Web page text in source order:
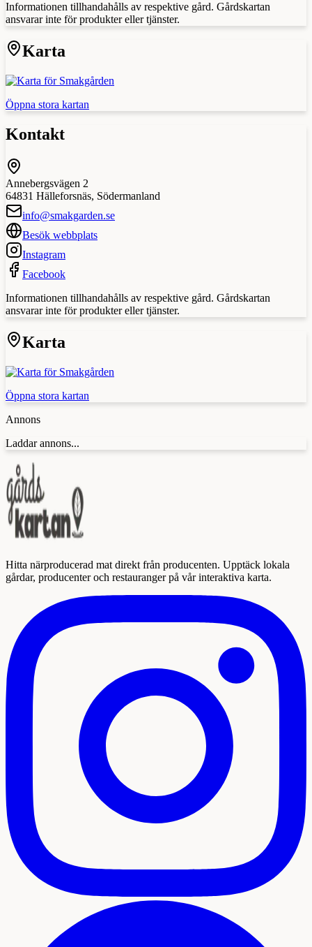
Informationen tillhandahålls av respektive gård. Gårdskartan
ansvarar inte för produkter eller tjänster.
Karta
Öppna stora kartan
Kontakt
Annebergsvägen 2
64831 Hälleforsnäs, Södermanland
info@smakgarden.se
Besök webbplats
Instagram
Facebook
Informationen tillhandahålls av respektive gård. Gårdskartan
ansvarar inte för produkter eller tjänster.
Karta
Öppna stora kartan
Annons
Laddar annons...
Hitta närproducerad mat direkt från producenten. Upptäck lokala
gårdar, producenter och restauranger på vår interaktiva karta.